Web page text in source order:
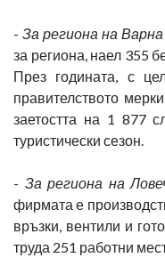
- За региона на
за региона, наел 355
През годината, с
правителството
заетостта на 1 877
туристически сезон.
- За региона на
фирмата е
връзки, вентили и
труда 251 работни